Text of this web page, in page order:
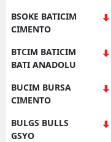
BSOKE BATICIM
CIMENTO
BTCIM BATICIM
BATI ANADOLU
BUCIM BURSA
CIMENTO
BULGS BULLS
GSYO